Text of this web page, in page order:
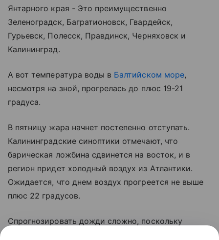
Янтарного края - Это преимущественно
Зеленоградск, Багратионовск, Гвардейск,
Гурьевск, Полесск, Правдинск, Черняховск и
Калининград.
А вот температура воды в Балтийском море,
несмотря на зной, прогрелась до плюс 19-21
градуса.
В пятницу жара начнет постепенно отступать.
Калининградские синоптики отмечают, что
барическая ложбина сдвинется на восток, и в
регион придет холодный воздух из Атлантики.
Ожидается, что днем воздух прогреется не выше
плюс 22 градусов.
Спрогнозировать дожди сложно, поскольку